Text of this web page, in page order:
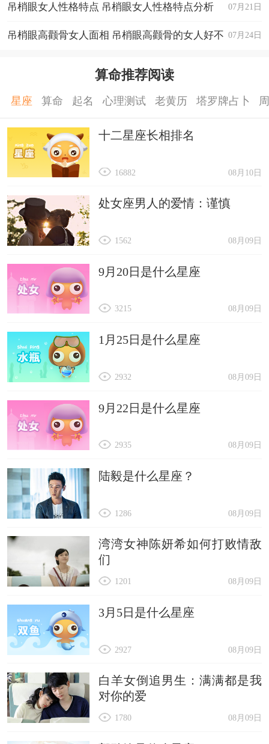
取保守策略，不要轻信他人，尤其是在夏季时要特
别小心财务上的投资和借款，以免陷入不必要的麻
家庭生活对于属羊的人今年来说，将会是一个
温馨和睦的港湾。与家人之间的关系更加融洽，特
别是与长辈的互动，会有更多的理解和支持。今年
适合安排一场家庭旅行，不仅能增进家庭成员之间
满满的家庭幸福感。
健康
健康方面，属羊的人今年需要特别关注自己的
生活习惯和饮食。由于工作压力可能会导致一些心
理和生理上的压力，建议你们找到适合自己的放松
方式，比如运动、旅行或是培养一项新的爱好。定
期体检也是必不可少的，预防总比治疗来得好。
07月21日
吊梢眼女人性格特点 吊梢眼女人性格特点分析
07月24日
吊梢眼高颧骨女人面相 吊梢眼高颧骨的女人好不
算命推荐阅读
星座 算命 起名 心理测试 老黄历 塔罗牌占卜
十二星座长相排名
08月10日
16882
处女座男人的爱情：谨慎
08月09日
1562
9月20日是什么星座
08月09日
3215
1月25日是什么星座
08月09日
2932
9月22日是什么星座
08月09日
2935
陆毅是什么星座？
08月09日
1286
湾湾女神陈妍希如何打败情敌
们
08月09日
1201
3月5日是什么星座
08月09日
2927
白羊女倒追男生：满满都是我
对你的爱
08月09日
1780